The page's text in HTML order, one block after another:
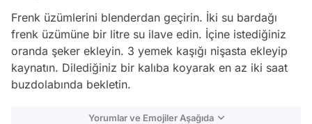
Frenk üzümlerini blenderdan geçirin. İki su bardağı
frenk üzümüne bir litre su ilave edin. İçine istediğiniz
oranda şeker ekleyin. 3 yemek kaşığı nişasta ekleyip
kaynatın. Dilediğiniz bir kalıba koyarak en az iki saat
buzdolabında bekletin.
Yorumlar ve Emojiler Aşağıda